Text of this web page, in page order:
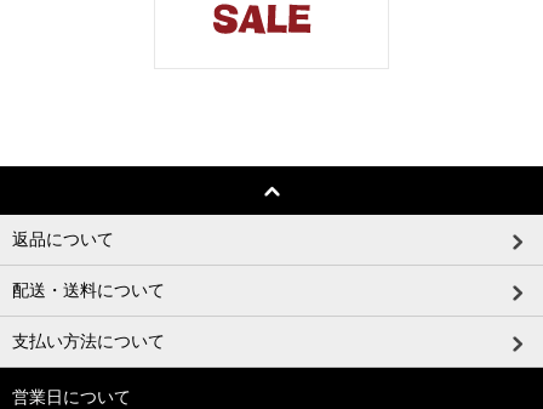
返品について
配送・送料について
支払い方法について
営業日について